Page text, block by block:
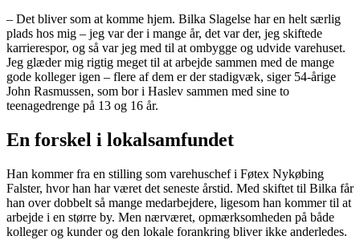
– Det bliver som at komme hjem. Bilka Slagelse har en helt særlig
plads hos mig – jeg var der i mange år, det var der, jeg skiftede
karrierespor, og så var jeg med til at ombygge og udvide varehuset.
Jeg glæder mig rigtig meget til at arbejde sammen med de mange
gode kolleger igen – flere af dem er der stadigvæk, siger 54-årige
John Rasmussen, som bor i Haslev sammen med sine to
teenagedrenge på 13 og 16 år.
En forskel i lokalsamfundet
Han kommer fra en stilling som varehuschef i Føtex Nykøbing
Falster, hvor han har været det seneste årstid. Med skiftet til Bilka får
han over dobbelt så mange medarbejdere, ligesom han kommer til at
arbejde i en større by. Men nærværet, opmærksomheden på både
kolleger og kunder og den lokale forankring bliver ikke anderledes.